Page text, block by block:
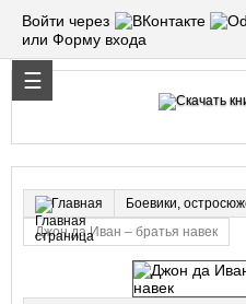
Войти через
или Форму входа
Главная Боевики,
Джон да Иван – братья навек